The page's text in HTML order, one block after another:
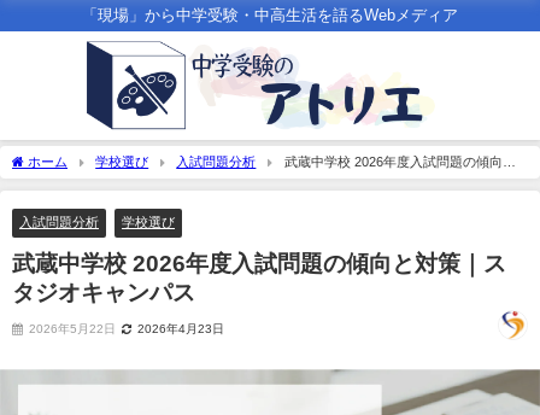
「現場」から中学受験・中高生活を語るWebメディア
ホーム 学校選び 入試問題分析
武蔵中学校 2026年度入試問題の傾向と
対策｜スタジオキャンパス
入試問題分析 学校選び
武蔵中学校 2026年度入試問題の傾向と対策｜ス
タジオキャンパス
2026年5月22日 2026年4月23日